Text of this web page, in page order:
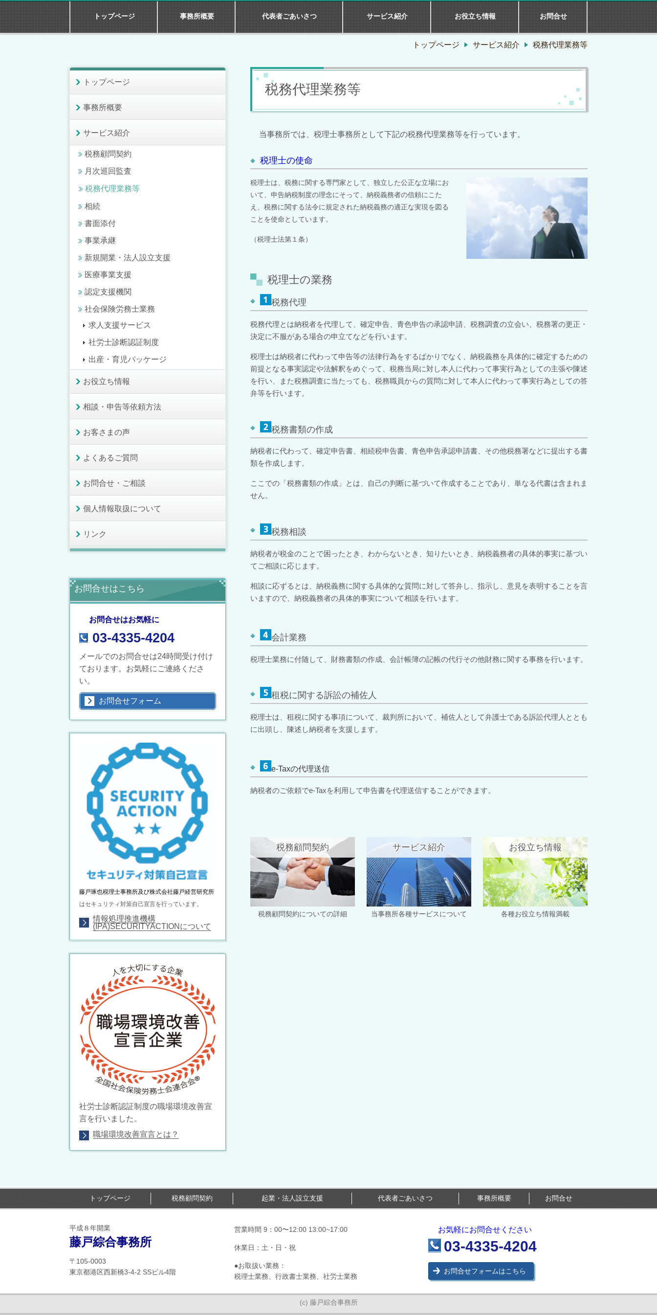
トップページ 事務所概要 代表者ごあいさつ サービス紹介 お役立ち情報 お問合せ
トップページ サービス紹介 税務代理業務等
税務代理業務等
当事務所では、税理士事務所として下記の税務代理業務等を行っています。
税理士の使命
税理士は、税務に関する専門家として、独立した公正な立場にお
いて、申告納税制度の理念にそって、納税義務者の信頼にこた
え、税務に関する法令に規定された納税義務の適正な実現を図る
ことを使命としています。
（税理士法第１条）
税理士の業務
税務代理
税務代理とは納税者を代理して、確定申告、青色申告の承認申請、税務調査の立会い、税務署の更正・
決定に不服がある場合の申立てなどを行います。
税理士は納税者に代わって申告等の法律行為をするばかりでなく、納税義務を具体的に確定するための
前提となる事実認定や法解釈をめぐって、税務当局に対し本人に代わって事実行為としての主張や陳述
を行い、また税務調査に当たっても、税務職員からの質問に対して本人に代わって事実行為としての答
弁等を行います。
税務書類の作成
納税者に代わって、確定申告書、相続税申告書、青色申告承認申請書、その他税務署などに提出する書
類を作成します。
ここでの「税務書類の作成」とは、自己の判断に基づいて作成することであり、単なる代書は含まれま
せん。
税務相談
納税者が税金のことで困ったとき、わからないとき、知りたいとき、納税義務者の具体的事実に基づい
てご相談に応じます。
相談に応ずるとは、納税義務に関する具体的な質問に対して答弁し、指示し、意見を表明することを言
いますので、納税義務者の具体的事実について相談を行います。
会計業務
税理士業務に付随して、財務書類の作成、会計帳簿の記帳の代行その他財務に関する事務を行います。
租税に関する訴訟の補佐人
税理士は、租税に関する事項について、裁判所において、補佐人として弁護士である訴訟代理人ととも
に出頭し、陳述し納税者を支援します。
e-Taxの代理送信
納税者のご依頼でe-Taxを利用して申告書を代理送信することができます。
税務顧問契約
税務顧問契約についての詳細
サービス紹介
当事務所各種サービスについて
お役立ち情報
各種お役立ち情報満載
トップページ
事務所概要
サービス紹介
税務顧問契約
月次巡回監査
税務代理業務等
相続
書面添付
事業承継
新規開業・法人設立支援
医療事業支援
認定支援機関
社会保険労務士業務
求人支援サービス
社労士診断認証制度
出産・育児パッケージ
お役立ち情報
相談・申告等依頼方法
お客さまの声
よくあるご質問
お問合せ・ご相談
個人情報取扱について
リンク
お問合せはこちら
お問合せはお気軽に
03-4335-4204
メールでのお問合せは24時間受け付け
ております。お気軽にご連絡くださ
い。
お問合せフォーム
藤戸琢也税理士事務所及び株式会社藤戸経営研究所
はセキュリティ対策自己宣言を行っています。
情報処理推進機構
(IPA)SECURITYACTIONについて
社労士診断認証制度の職場環境改善宣
言を行いました。
職場環境改善宣言とは？
トップページ 税務顧問契約 起業・法人設立支援 代表者ごあいさつ 事務所概要 お問合せ
平成８年開業
藤戸綜合事務所
〒105-0003
東京都港区西新橋3-4-2 SSビル4階
営業時間 9：00〜12:00 13:00~17:00
休業日：土・日・祝
●お取扱い業務：
税理士業務、行政書士業務、社労士業務
お気軽にお問合せください
03-4335-4204
お問合せフォームはこちら
(c) 藤戸綜合事務所